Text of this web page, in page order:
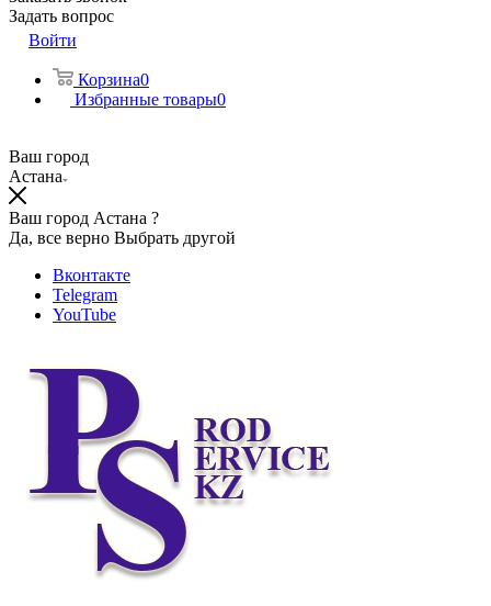
Задать вопрос
Войти
Корзина0
Избранные товары0
Ваш город
Астана
Ваш город Астана ?
Да, все верно Выбрать другой
Вконтакте
Telegram
YouTube